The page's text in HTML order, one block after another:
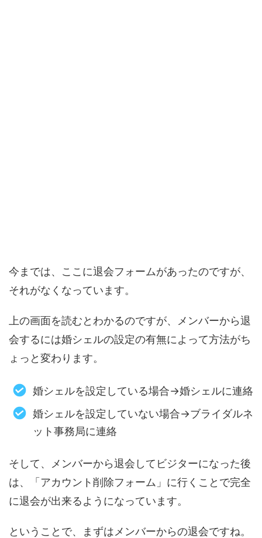
今までは、ここに退会フォームがあったのですが、
それがなくなっています。
上の画面を読むとわかるのですが、メンバーから退
会するには婚シェルの設定の有無によって方法がち
ょっと変わります。
婚シェルを設定している場合→婚シェルに連絡
婚シェルを設定していない場合→ブライダルネ
ット事務局に連絡
そして、メンバーから退会してビジターになった後
は、「アカウント削除フォーム」に行くことで完全
に退会が出来るようになっています。
ということで、まずはメンバーからの退会ですね。